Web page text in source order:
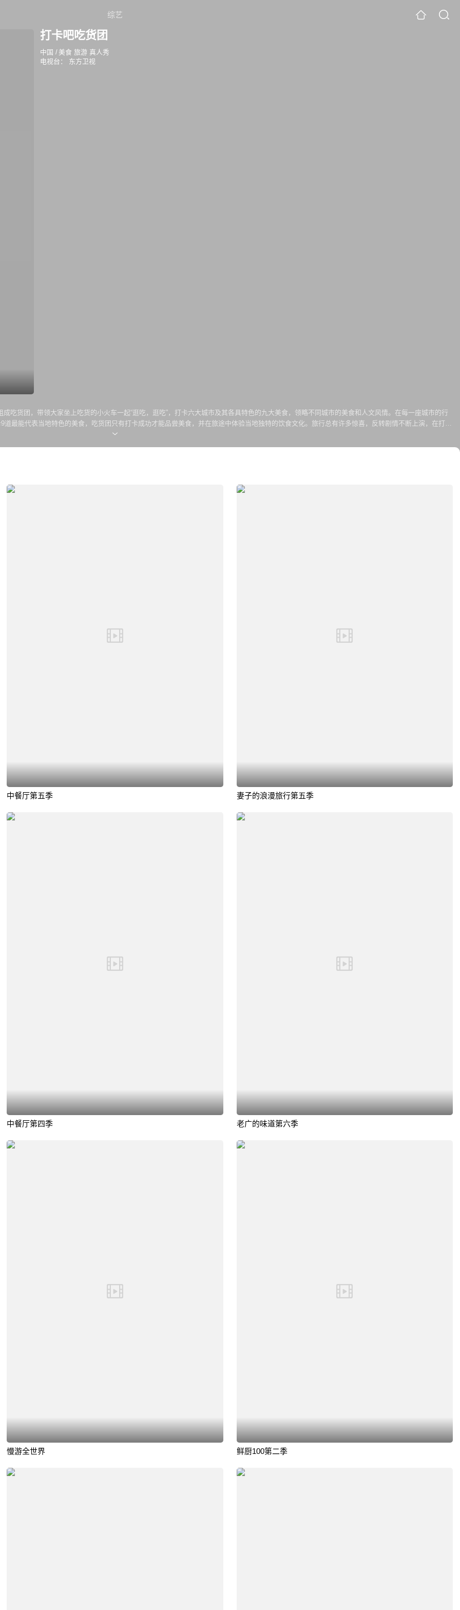
综艺
打卡吧吃货团
中国 / 美食 旅游 真人秀
电视台：
东方卫视
吃货团，带领大家坐上吃货的小火车一起“逛吃，逛吃”，打卡六大城市及其各具特色的九大美食，领略不同城市的美食和人文风情。在每一座城市的行
最能代表当地特色的美食，吃货团只有打卡成功才能品尝美食，并在旅途中体验当地独特的饮食文化。旅行总有许多惊喜，反转剧情不断上演，在打卡
中餐厅第五季 妻子的浪漫旅行第五季
中餐厅第四季 老广的味道第六季
慢游全世界 鲜厨100第二季